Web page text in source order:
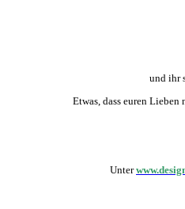
und ihr
Etwas, dass euren
Unter